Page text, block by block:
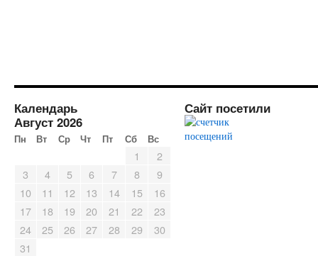
Календарь
Август 2026
Пн Вт Ср Чт Пт Сб Вс
1
2
3
4 5 6 7 8
9
10
11 12 13 14 15
16
17
18 19 20 21 22
23
24
25 26 27 28 29
30
31
Сайт посетили